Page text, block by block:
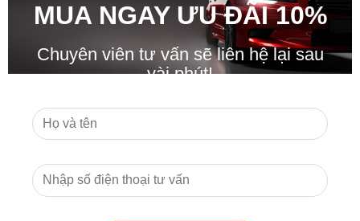
MUA NGAY ƯU ĐÃI10%
Chuyên viên tư vấn sẽ liên hệ lại sau
vài phút!